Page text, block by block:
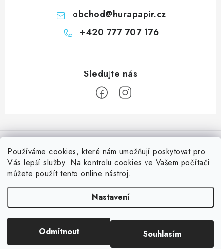
Používáme cookies, které nám umožňují poskytovat pro
Vás lepší služby. Na kontrolu cookies ve Vašem počítači
můžete použít tento online nástroj.
Nastavení
Odmítnout Souhlasím
obchod@hurapapir.cz
+420 777 707 176
á
Doprava
Oblíbené ♥️
Hodnocení obchodu
Nepřehlédněte
Blog s nápady a návody
Slovník pojmů, české návody
Reklamace a vrácení zboží
Vytvořil Shoptet
. Všechna práva vyhrazena.Upravit nastavení